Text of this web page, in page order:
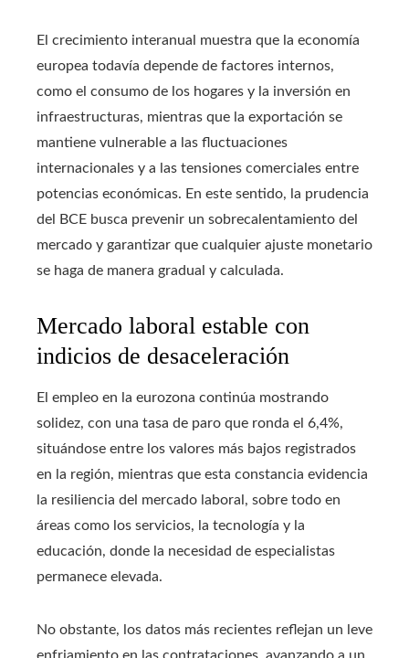
El crecimiento interanual muestra que la economía
europea todavía depende de factores internos,
como el consumo de los hogares y la inversión en
infraestructuras, mientras que la exportación se
mantiene vulnerable a las fluctuaciones
internacionales y a las tensiones comerciales entre
potencias económicas. En este sentido, la prudencia
del BCE busca prevenir un sobrecalentamiento del
mercado y garantizar que cualquier ajuste monetario
se haga de manera gradual y calculada.
Mercado laboral estable con
indicios de desaceleración
El empleo en la eurozona continúa mostrando
solidez, con una tasa de paro que ronda el 6,4%,
situándose entre los valores más bajos registrados
en la región, mientras que esta constancia evidencia
la resiliencia del mercado laboral, sobre todo en
áreas como los servicios, la tecnología y la
educación, donde la necesidad de especialistas
permanece elevada.
No obstante, los datos más recientes reflejan un leve